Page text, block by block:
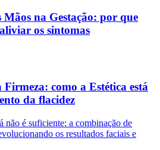
na Gestação: por que
os sintomas
como a Estética está
da flacidez
não é suficiente: a combinação de
os resultados faciais e